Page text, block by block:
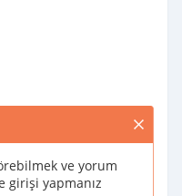
ve yorum
girişi yapmanız